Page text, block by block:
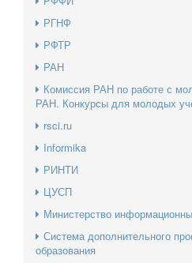
РГНФ
РФТР
РАН
Комиссия РАН по работе с
РАН. Конкурсы для молодых
rsci.ru
Informika
РИНТИ
ЦУСП
Министерство
Система дополнительного
образования